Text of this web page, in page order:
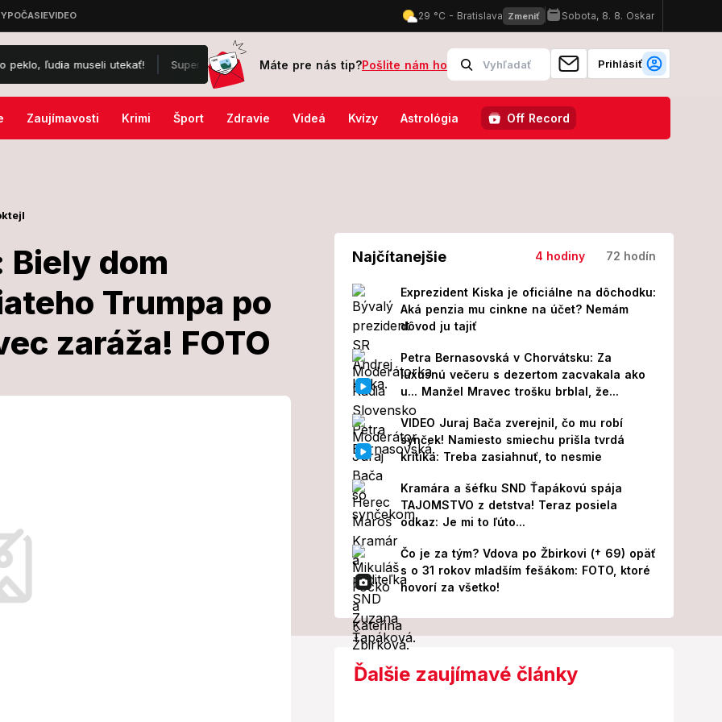
museli utekať! Super El Niño naberá nevídanú silu, Európu čaká na jeseň divoký ZVRAT: Predpoveď až do ZIMY vás prekvapí!
Máte pre nás tip?Pošlite nám ho Prihlásiť
Zaujímavosti Krimi Šport Zdravie Videá Kvízy Astrológia Off Record
Biely dom
Trumpa po
zaráža! FOTO
Biely
zaráža!
Najčítanejšie 4 hodiny 72 hodín
Exprezident Kiska je oficiálne na dôchodku:
Aká penzia mu cinkne na účet? Nemám
dôvod ju tajiť
Petra Bernasovská v Chorvátsku: Za
luxusnú večeru s dezertom zacvakala ako
u... Manžel Mravec trošku brblal, že...
VIDEO Juraj Bača zverejnil, čo mu robí
synček! Namiesto smiechu prišla tvrdá
kritika: Treba zasiahnuť, to nesmie
Kramára a šéfku SND Ťapákovú spája
TAJOMSTVO z detstva! Teraz posiela
odkaz: Je mi to ľúto...
Čo je za tým? Vdova po Žbirkovi († 69) opäť
s o 31 rokov mladším fešákom: FOTO, ktoré
hovorí za všetko!
Ďalšie zaujímavé články